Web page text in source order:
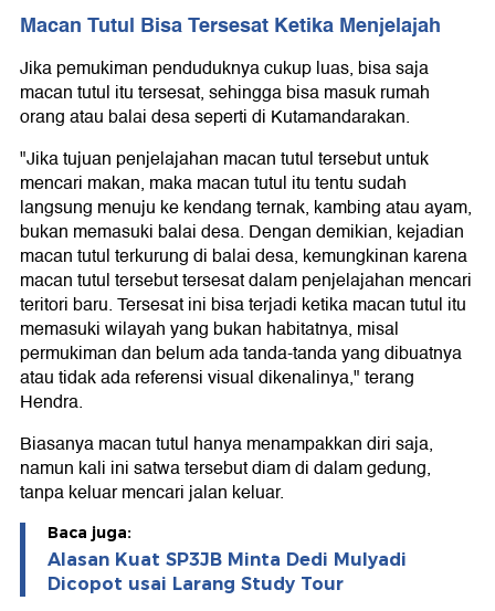
Macan Tutul Bisa Tersesat Ketika Menjelajah
Jika pemukiman penduduknya cukup luas, bisa saja
macan tutul itu tersesat, sehingga bisa masuk rumah
orang atau balai desa seperti di Kutamandarakan.
"Jika tujuan penjelajahan macan tutul tersebut untuk
mencari makan, maka macan tutul itu tentu sudah
langsung menuju ke kendang ternak, kambing atau ayam,
bukan memasuki balai desa. Dengan demikian, kejadian
macan tutul terkurung di balai desa, kemungkinan karena
macan tutul tersebut tersesat dalam penjelajahan mencari
teritori baru. Tersesat ini bisa terjadi ketika macan tutul itu
memasuki wilayah yang bukan habitatnya, misal
permukiman dan belum ada tanda-tanda yang dibuatnya
atau tidak ada referensi visual dikenalinya," terang
Hendra.
Biasanya macan tutul hanya menampakkan diri saja,
namun kali ini satwa tersebut diam di dalam gedung,
tanpa keluar mencari jalan keluar.
Baca juga:
Alasan Kuat SP3JB Minta Dedi Mulyadi
Dicopot usai Larang Study Tour